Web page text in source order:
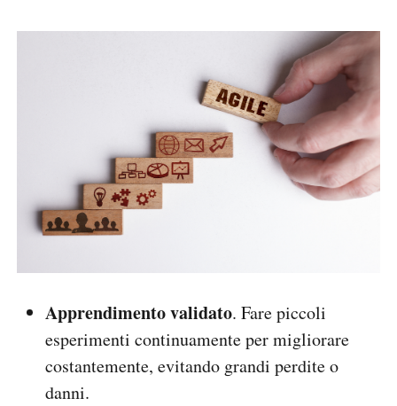
Apprendimento validato. Fare piccoli
esperimenti continuamente per migliorare
costantemente, evitando grandi perdite o
danni.